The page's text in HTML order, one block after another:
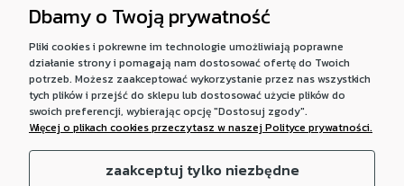
Dbamy o Twoją prywatność
Pliki cookies i pokrewne im technologie umożliwiają poprawne
działanie strony i pomagają nam dostosować ofertę do Twoich
potrzeb. Możesz zaakceptować wykorzystanie przez nas wszystkich
tych plików i przejść do sklepu lub dostosować użycie plików do
swoich preferencji, wybierając opcję "Dostosuj zgody".
Więcej o plikach cookies przeczytasz w naszej Polityce prywatności.
zaakceptuj tylko niezbędne